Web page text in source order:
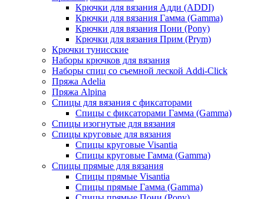
Крючки для вязания Адди (ADDI)
Крючки для вязания Гамма (Gamma)
Крючки для вязания Пони (Pony)
Крючки для вязания Прим (Prym)
Крючки тунисские
Наборы крючков для вязания
Наборы спиц со съемной леской Addi-Click
Пряжа Adelia
Пряжа Alpina
Спицы для вязания с фиксаторами
Спицы с фиксаторами Гамма (Gamma)
Спицы изогнутые для вязания
Спицы круговые для вязания
Спицы круговые Visantia
Спицы круговые Гамма (Gamma)
Спицы прямые для вязания
Спицы прямые Visantia
Спицы прямые Гамма (Gamma)